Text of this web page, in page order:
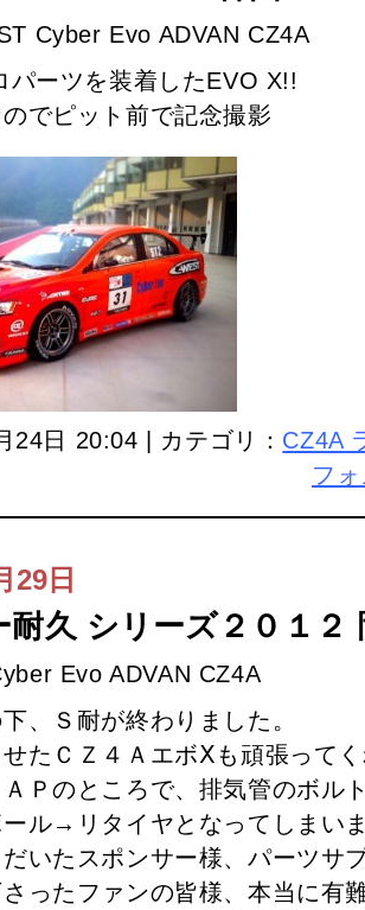
Cyber Evo ADVAN CZ4A
パーツを装着したEVO X!!
でピット前で記念撮影
24日 20:04 | カテゴリ： CZ4A
フ
29日
耐久 シリーズ２０１２
Evo ADVAN CZ4A
、Ｓ耐が終わりました。
たＣＺ４ＡエボⅩも頑張って
Ｐのところで、排気管のボル
ル→リタイヤとなってしまい
いたスポンサー様、パーツサ
ったファンの皆様、本当に有